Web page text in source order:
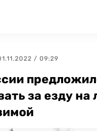
/ 09:29
за езду на